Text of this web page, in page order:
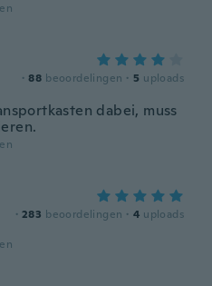
· 88 beoordelingen · 5 uploads
dabei, muss
· 283 beoordelingen · 4 uploads